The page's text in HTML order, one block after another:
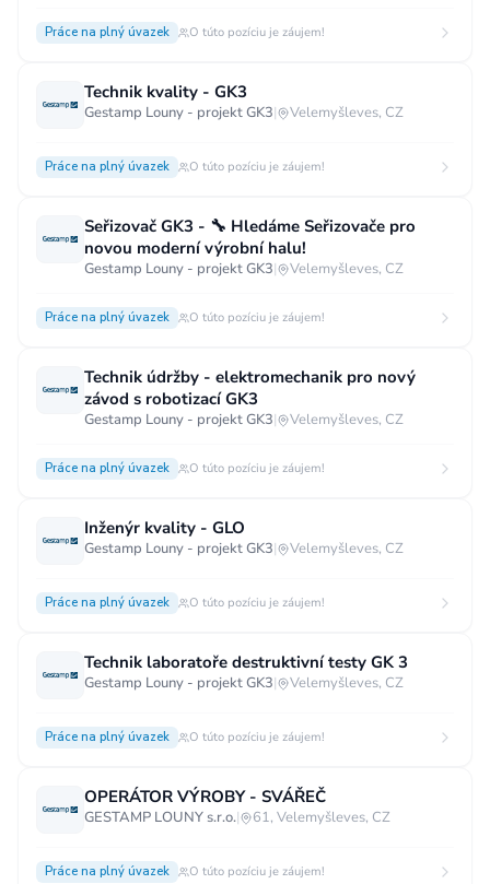
Práce na plný úvazek O túto pozíciu je záujem!
Technik kvality - GK3
Gestamp Louny - projekt GK3| Velemyšleves, CZ
Práce na plný úvazek O túto pozíciu je záujem!
Seřizovač GK3 - 🔧 Hledáme Seřizovače pro
novou moderní výrobní halu!
Gestamp Louny - projekt GK3| Velemyšleves, CZ
Práce na plný úvazek O túto pozíciu je záujem!
Technik údržby - elektromechanik pro nový
závod s robotizací GK3
Gestamp Louny - projekt GK3| Velemyšleves, CZ
Práce na plný úvazek O túto pozíciu je záujem!
Inženýr kvality - GLO
Gestamp Louny - projekt GK3| Velemyšleves, CZ
Práce na plný úvazek O túto pozíciu je záujem!
Technik laboratoře destruktivní testy GK 3
Gestamp Louny - projekt GK3| Velemyšleves, CZ
Práce na plný úvazek O túto pozíciu je záujem!
OPERÁTOR VÝROBY - SVÁŘEČ
GESTAMP LOUNY s.r.o.| 61, Velemyšleves, CZ
Práce na plný úvazek O túto pozíciu je záujem!